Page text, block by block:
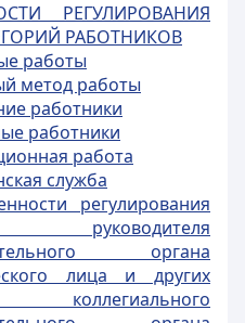
РЕГУЛИРОВАНИЯ
РАБОТНИКОВ
работы
метод работы
работники
работники
работа
служба
регулирования
руководителя
органа
лица и других
коллегиального